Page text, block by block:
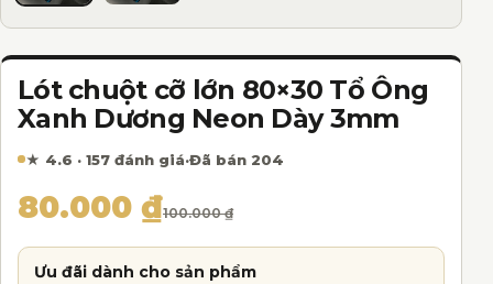
Lót chuột cỡ lớn 80×30 Tổ Ông
Xanh Dương Neon Dày 3mm
★ 4.6 · 157 đánh giá·Đã bán 204
100.000₫
Giá gốc là: 100.000 ₫.
80.000 ₫
Giá hiện tại là: 80.000 ₫.
Ưu đãi dành cho sản phẩm